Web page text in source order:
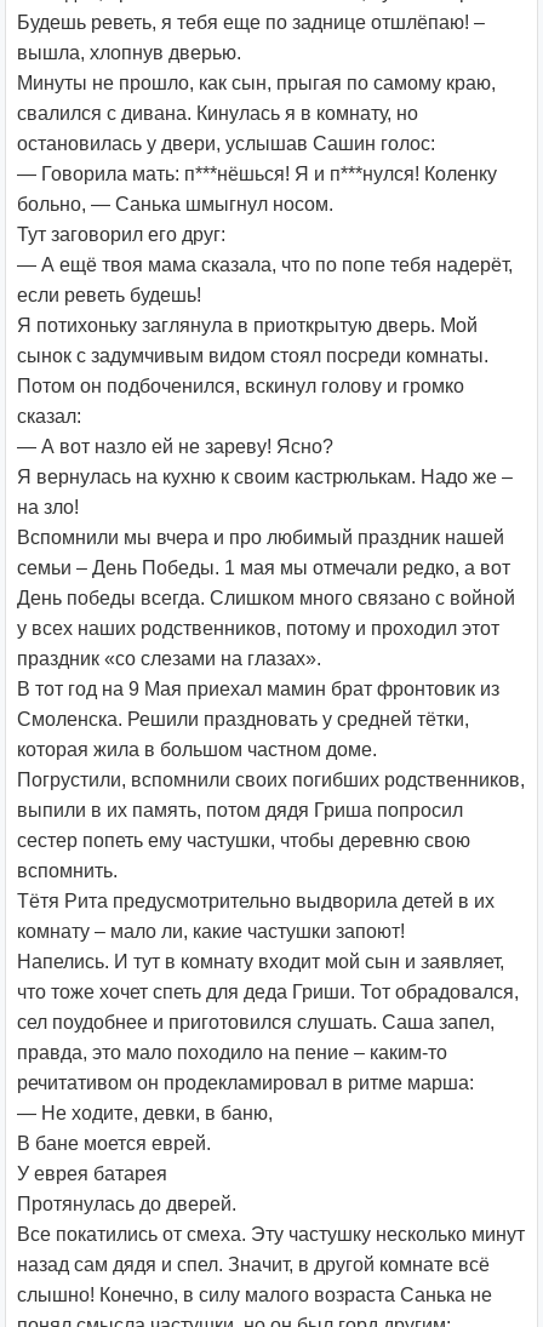
Будешь реветь, я тебя еще по заднице отшлёпаю! –
вышла, хлопнув дверью.
Минуты не прошло, как сын, прыгая по самому краю,
свалился с дивана. Кинулась я в комнату, но
остановилась у двери, услышав Сашин голос:
— Говорила мать: п***нёшься! Я и п***нулся! Коленку
больно, — Санька шмыгнул носом.
Тут заговорил его друг:
— А ещё твоя мама сказала, что по попе тебя надерёт,
если реветь будешь!
Я потихоньку заглянула в приоткрытую дверь. Мой
сынок с задумчивым видом стоял посреди комнаты.
Потом он подбоченился, вскинул голову и громко
сказал:
— А вот назло ей не зареву! Ясно?
Я вернулась на кухню к своим кастрюлькам. Надо же –
на зло!
Вспомнили мы вчера и про любимый праздник нашей
семьи – День Победы. 1 мая мы отмечали редко, а вот
День победы всегда. Слишком много связано с войной
у всех наших родственников, потому и проходил этот
праздник «со слезами на глазах».
В тот год на 9 Мая приехал мамин брат фронтовик из
Смоленска. Решили праздновать у средней тётки,
которая жила в большом частном доме.
Погрустили, вспомнили своих погибших родственников,
выпили в их память, потом дядя Гриша попросил
сестер попеть ему частушки, чтобы деревню свою
вспомнить.
Тётя Рита предусмотрительно выдворила детей в их
комнату – мало ли, какие частушки запоют!
Напелись. И тут в комнату входит мой сын и заявляет,
что тоже хочет спеть для деда Гриши. Тот обрадовался,
сел поудобнее и приготовился слушать. Саша запел,
правда, это мало походило на пение – каким-то
речитативом он продекламировал в ритме марша:
— Не ходите, девки, в баню,
В бане моется еврей.
У еврея батарея
Протянулась до дверей.
Все покатились от смеха. Эту частушку несколько минут
назад сам дядя и спел. Значит, в другой комнате всё
слышно! Конечно, в силу малого возраста Санька не